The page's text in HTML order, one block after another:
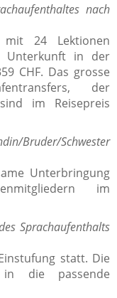
nach
mit 24 Lektionen
Unterkunft in der
CHF. Das grosse
der
im Reisepreis
Bruder/Schwester
Unterbringung
im
Sprachaufenthalts
statt. Die
in die passende